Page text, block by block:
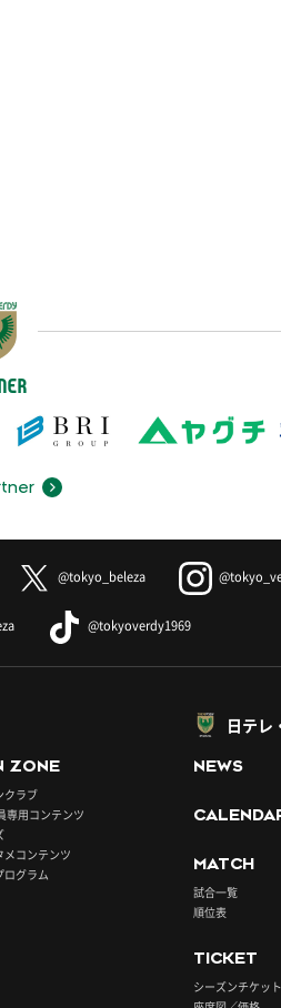
@tokyo_beleza
@tokyoverdy1969
ZONE
クラブ
専用コンテンツ
メコンテンツ
ログラム
日テレ
NEWS
MATCH
試合一覧
順位表
TICKET
シーズンチケット